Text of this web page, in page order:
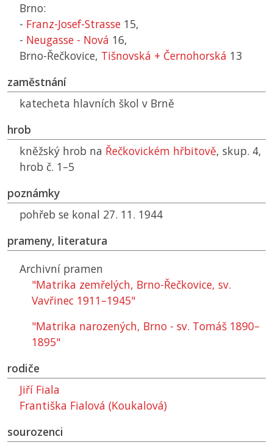
Brno:
- Franz-Josef-Strasse 15,
- Neugasse - Nová 16,
Brno-Řečkovice, Tišnovská + Černohorská 13
zaměstnání
katecheta hlavních škol v Brně
hrob
kněžský hrob na Řečkovickém hřbitově, skup. 4,
hrob č. 1–5
poznámky
pohřeb se konal 27. 11. 1944
prameny, literatura
Archivní pramen
"Matrika zemřelých, Brno-Řečkovice, sv.
Vavřinec 1911–1945"
"Matrika narozených, Brno - sv. Tomáš 1890–
1895"
rodiče
Jiří Fiala
Františka Fialová (Koukalová)
sourozenci